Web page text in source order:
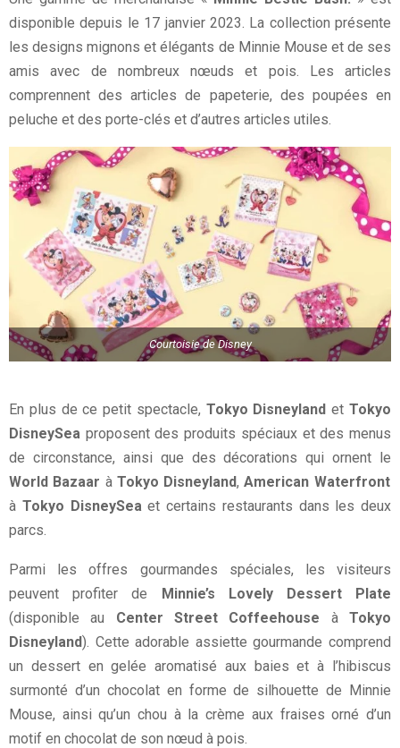
disponible depuis le 17 janvier 2023. La collection présente
les designs mignons et élégants de Minnie Mouse et de ses
amis avec de nombreux nœuds et pois. Les articles
comprennent des articles de papeterie, des poupées en
peluche et des porte-clés et d’autres articles utiles.
Courtoisie de Disney
En plus de ce petit spectacle, Tokyo Disneyland et Tokyo
DisneySea proposent des produits spéciaux et des menus
de circonstance, ainsi que des décorations qui ornent le
World Bazaar àTokyo Disneyland, American Waterfront
à Tokyo DisneySea et certains restaurants dans les deux
parcs.
Parmi les offres gourmandes spéciales, les visiteurs
peuvent profiter de Minnie’s Lovely Dessert Plate
(disponible au Center Street Coffeehouse àTokyo
Disneyland). Cette adorable assiette gourmande comprend
un dessert en gelée aromatisé aux baies et à l’hibiscus
surmonté d’un chocolat en forme de silhouette de Minnie
Mouse, ainsi qu’un chou à la crème aux fraises orné d’un
motif en chocolat de son nœud à pois.